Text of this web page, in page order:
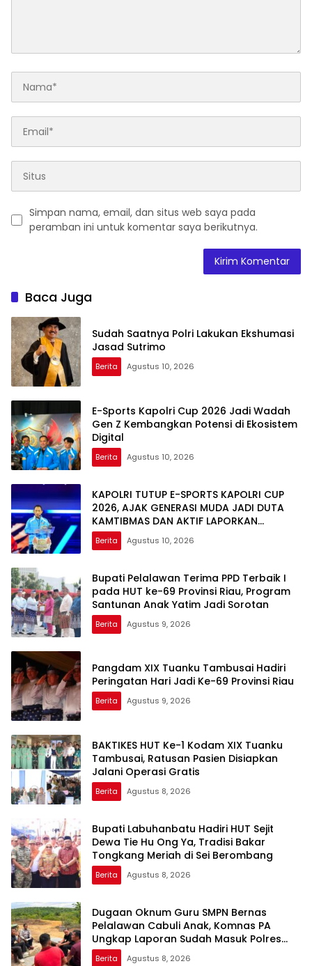
Simpan nama, email, dan situs web saya pada
peramban ini untuk komentar saya berikutnya.
Baca Juga
Sudah Saatnya Polri Lakukan Ekshumasi
Jasad Sutrimo
Berita Agustus 10, 2026
E-Sports Kapolri Cup 2026 Jadi Wadah
Gen Z Kembangkan Potensi di Ekosistem
Digital
Berita Agustus 10, 2026
KAPOLRI TUTUP E-SPORTS KAPOLRI CUP
2026, AJAK GENERASI MUDA JADI DUTA
KAMTIBMAS DAN AKTIF LAPORKAN
GANGGUAN KE 110
Berita Agustus 10, 2026
Bupati Pelalawan Terima PPD Terbaik I
pada HUT ke-69 Provinsi Riau, Program
Santunan Anak Yatim Jadi Sorotan
Berita Agustus 9, 2026
Pangdam XIX Tuanku Tambusai Hadiri
Peringatan Hari Jadi Ke-69 Provinsi Riau
Berita Agustus 9, 2026
BAKTIKES HUT Ke-1 Kodam XIX Tuanku
Tambusai, Ratusan Pasien Disiapkan
Jalani Operasi Gratis
Berita Agustus 8, 2026
Bupati Labuhanbatu Hadiri HUT Sejit
Dewa Tie Hu Ong Ya, Tradisi Bakar
Tongkang Meriah di Sei Berombang
Berita Agustus 8, 2026
Dugaan Oknum Guru SMPN Bernas
Pelalawan Cabuli Anak, Komnas PA
Ungkap Laporan Sudah Masuk Polres
Sejak Juli
Berita Agustus 8, 2026